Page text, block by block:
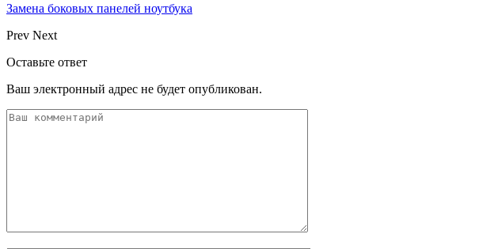
Замена боковых панелей ноутбука
Prev Next
Оставьте ответ
Ваш электронный адрес не будет опубликован.